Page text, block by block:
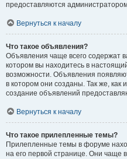
предоставляются
Вернуться к началу
Что такое объявления?
Объявления чаще всего
котором вы находитесь в
возможности. Объявления
в котором они созданы. Так же,
создание объявлений
Вернуться к началу
Что такое прилепленные темы?
Прилепленные темы в форуме
на его первой странице. Они чаще